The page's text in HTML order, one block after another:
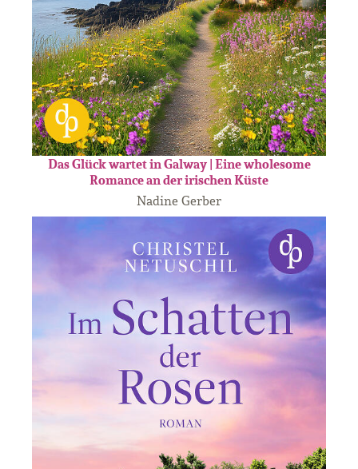
Das Glück wartet in Galway | Eine wholesome
Romance an der irischen Küste
Nadine Gerber